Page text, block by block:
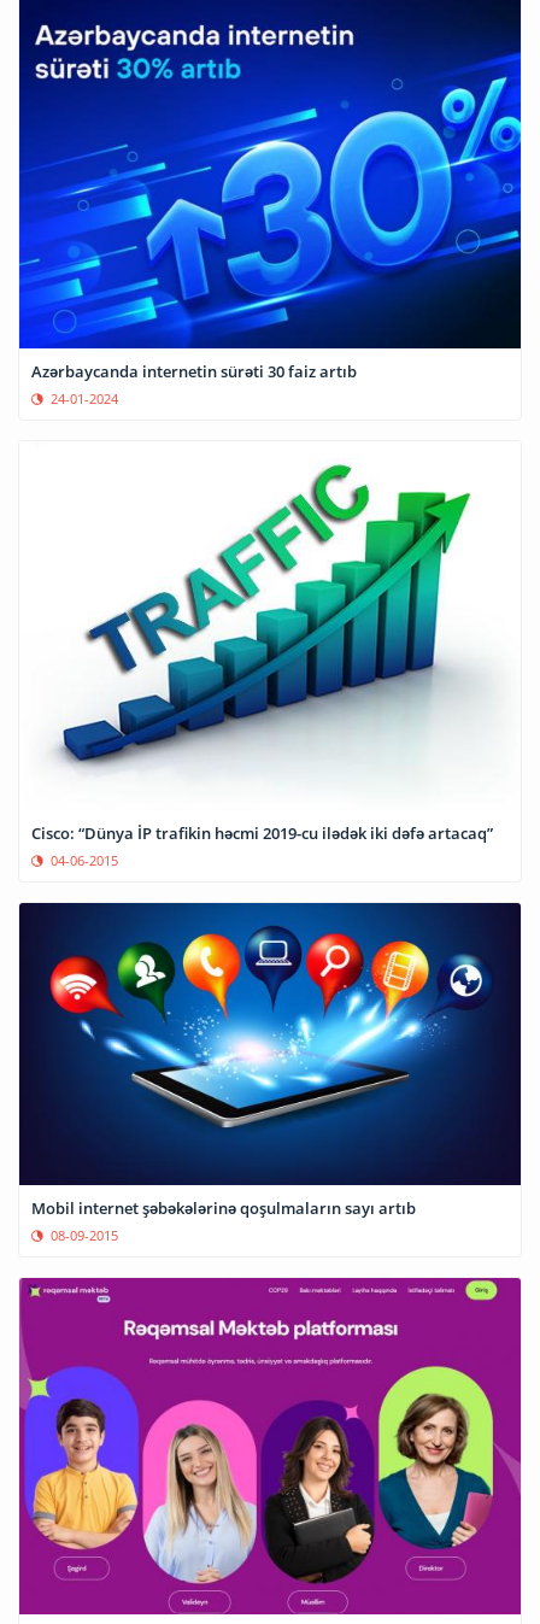
Azərbaycanda internetin sürəti 30 faiz artıb
24-01-2024
Cisco: “Dünya İP trafikin həcmi 2019-cu ilədək iki dəfə artacaq”
04-06-2015
Mobil internet şəbəkələrinə qoşulmaların sayı artıb
08-09-2015